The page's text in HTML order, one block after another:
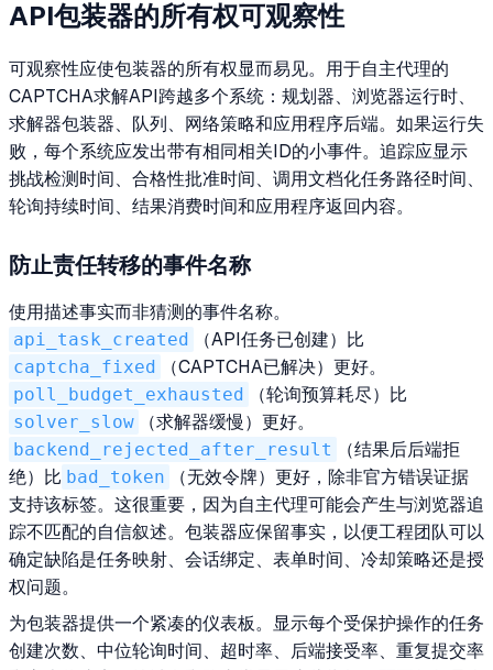
API包装器的所有权可观察性
可观察性应使包装器的所有权显而易见。用于自主代理的
CAPTCHA求解API跨越多个系统：规划器、浏览器运行时、
求解器包装器、队列、网络策略和应用程序后端。如果运行失
败，每个系统应发出带有相同相关ID的小事件。追踪应显示
挑战检测时间、合格性批准时间、调用文档化任务路径时间、
轮询持续时间、结果消费时间和应用程序返回内容。
防止责任转移的事件名称
使用描述事实而非猜测的事件名称。
api_task_created
（API任务已创建）比
captcha_fixed
（CAPTCHA已解决）更好。
poll_budget_exhausted
（轮询预算耗尽）比
solver_slow
（求解器缓慢）更好。
backend_rejected_after_result
（结果后后端拒
绝）比 bad_token
（无效令牌）更好，除非官方错误证据
支持该标签。这很重要，因为自主代理可能会产生与浏览器追
踪不匹配的自信叙述。包装器应保留事实，以便工程团队可以
确定缺陷是任务映射、会话绑定、表单时间、冷却策略还是授
权问题。
为包装器提供一个紧凑的仪表板。显示每个受保护操作的任务
创建次数、中位轮询时间、超时率、后端接受率、重复提交率